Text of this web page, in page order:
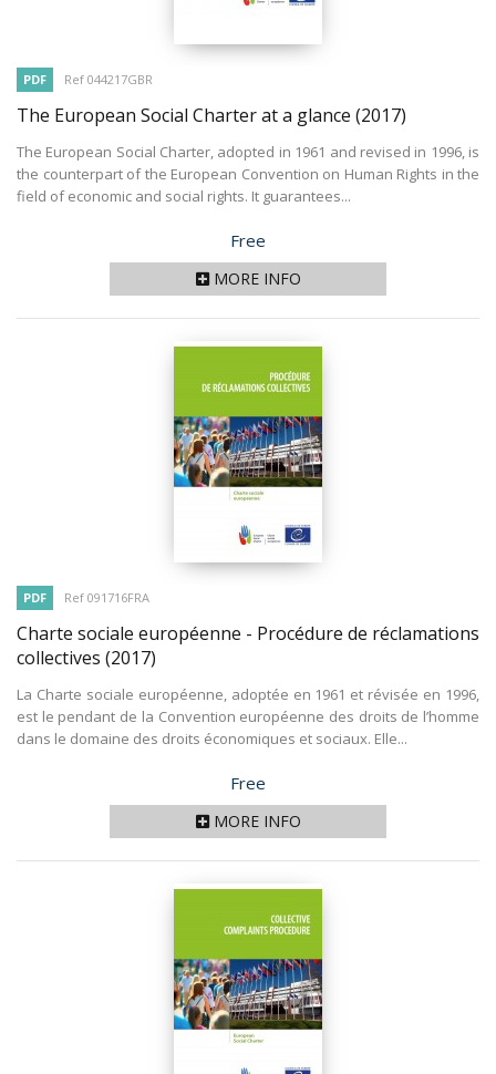
PDF Ref 044217GBR
The European Social Charter at a glance (2017)
The European Social Charter, adopted in 1961 and revised in 1996, is
the counterpart of the European Convention on Human Rights in the
field of economic and social rights. It guarantees...
Price
Free
MORE INFO
PDF Ref 091716FRA
Charte sociale européenne - Procédure de réclamations
collectives (2017)
La Charte sociale européenne, adoptée en 1961 et révisée en 1996,
est le pendant de la Convention européenne des droits de l’homme
dans le domaine des droits économiques et sociaux. Elle...
Price
Free
MORE INFO